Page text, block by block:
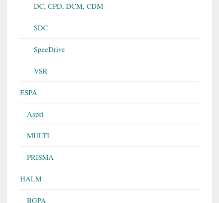
DC, CPD, DCM, CDM
SDC
SpeeDrive
VSR
ESPA
Aspri
MULTI
PRISMA
HALM
BGPA